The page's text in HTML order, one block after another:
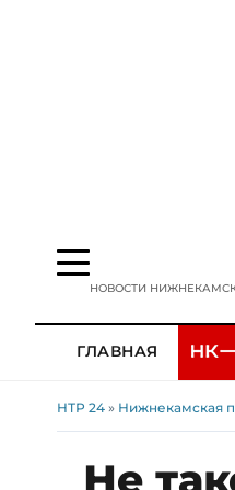
НОВОСТИ
ГЛАВНАЯ
НТР 24 » Нижнекамская
Не